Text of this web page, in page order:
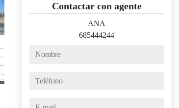
Contactar con agente
ANA
685444244
nombre
teléfono
e-mail